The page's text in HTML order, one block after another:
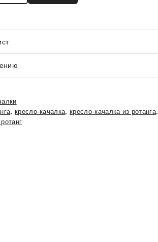
, кресло-качалка,кресло-качалка из ротанга,